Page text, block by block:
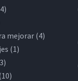
mejorar(4)
(1)